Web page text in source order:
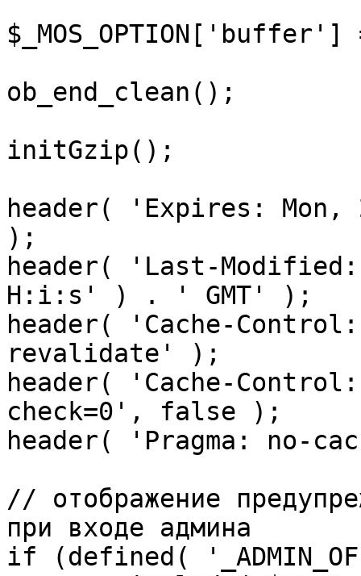
ob_end_clean();
initGzip();
header( 'Expires: Mon,
);
header( 'Last-
H:i:s' ) . ' GMT' );
header( 'Cache-
revalidate' );
header( 'Cache-
check=0', false );
header( 'Pragma: no-
// отображение
при входе админа
if (defined(